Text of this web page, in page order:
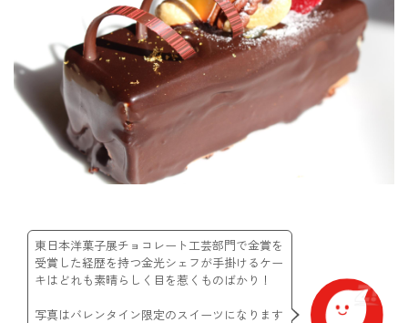
東日本洋菓子展チョコレート工芸部門で金賞を
受賞した経歴を持つ金光シェフが手掛けるケー
キはどれも素晴らしく目を惹くものばかり！
写真はバレンタイン限定のスイーツになります